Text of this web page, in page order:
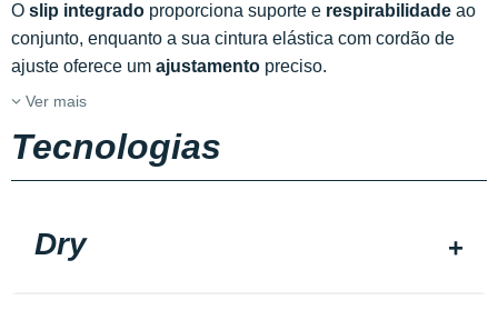
O slip integrado proporciona suporte e respirabilidade ao
conjunto, enquanto a sua cintura elástica com cordão de
ajuste oferece um ajustamento preciso.
Ver mais
Tecnologias
Dry